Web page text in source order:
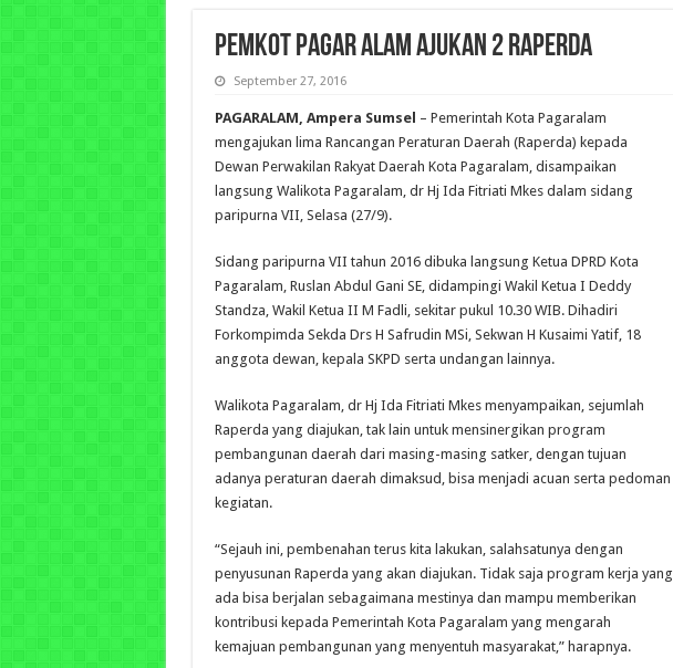
Pemkot Pagar Alam Ajukan 2 Raperda
September 27, 2016
PAGARALAM, Ampera Sumsel – Pemerintah Kota Pagaralam
mengajukan lima Rancangan Peraturan Daerah (Raperda) kepada
Dewan Perwakilan Rakyat Daerah Kota Pagaralam, disampaikan
langsung Walikota Pagaralam, dr Hj Ida Fitriati Mkes dalam sidang
paripurna VII, Selasa (27/9).
Sidang paripurna VII tahun 2016 dibuka langsung Ketua DPRD Kota
Pagaralam, Ruslan Abdul Gani SE, didampingi Wakil Ketua I Deddy
Standza, Wakil Ketua II M Fadli, sekitar pukul 10.30 WIB. Dihadiri
Forkompimda Sekda Drs H Safrudin MSi, Sekwan H Kusaimi Yatif, 18
anggota dewan, kepala SKPD serta undangan lainnya.
Walikota Pagaralam, dr Hj Ida Fitriati Mkes menyampaikan, sejumlah
Raperda yang diajukan, tak lain untuk mensinergikan program
pembangunan daerah dari masing-masing satker, dengan tujuan
adanya peraturan daerah dimaksud, bisa menjadi acuan serta pedoman
kegiatan.
“Sejauh ini, pembenahan terus kita lakukan, salahsatunya dengan
penyusunan Raperda yang akan diajukan. Tidak saja program kerja yang
ada bisa berjalan sebagaimana mestinya dan mampu memberikan
kontribusi kepada Pemerintah Kota Pagaralam yang mengarah
kemajuan pembangunan yang menyentuh masyarakat,” harapnya.